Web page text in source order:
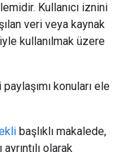
Kullanıcı iznini
veri veya kaynak
kullanılmak üzere
konuları ele
başlıklı makalede,
olarak